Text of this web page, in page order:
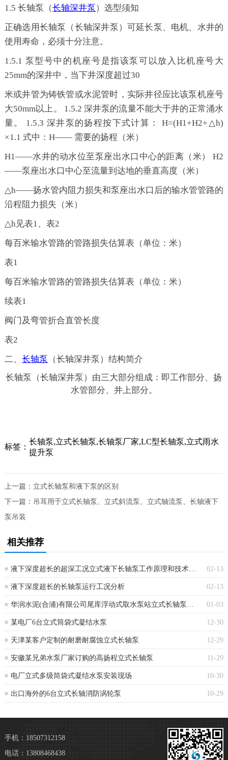
1.5 长轴泵（长轴深井泵） 选型须知
正确选用长轴泵（长轴深井泵） 可延长泵、电机、水井的
使用寿命，必须十分注意。
1.5.1 泵型号中的机座号是指该泵可以放入比机座号大
25mm的深井中，当下井深度超过30
米或井管为铸铁管或水泥管时，实际井径应比该泵机座号
大50mm以上。 1.5.2 深井泵的流量不能大于井的正常涌水
量。 1.5.3 深井泵的扬程按下式计算： H=(H1+H2+△h)
×1.1 式中：H—— 需要的扬程（米）
H1——水井的动水位至泵座出水口中心的距离（米） H2
——泵座出水口中心至流量到达地的垂直高度（米）
△h——扬水管内阻力损失和泵座出水口后的输水管管路的
沿程阻力损失（米）
△h见表1、表2
每百米输水管路的管路损失估算表（单位：米）
表1
每百米输水管路的管路损失估算表（单位：米）
续表1
阀门及弯管折合直管长度
表2
二、 长轴泵 （长轴深井泵） 结构简介
长轴泵（长轴深井泵） 由三大部分组成：即工作部分、扬
水管部分、井上部分。
标签：
长轴泵,立式长轴泵,长轴泵厂家,LC型长轴泵,立式雨水
提升泵
上一篇： 立式长轴泵和液下泵的区别
下一篇： 吊耳用于立式长轴泵、立式斜流泵、立式轴流泵、长轴液下
泵吊装
相关推荐
02-13
液下深度超长的超深工况立式液下长轴泵工作原理和技术核心
02-13
液下深度超长的长轴泵运行工况分析
01-03
华润水泥(合浦)有限公司尾库浮动式取水泵站立式长轴泵安装现场
12-30
某电厂6台立式筒袋式凝结水泵
12-29
天津某客户定制的耐磨耐腐蚀立式长轴泵
11-29
安徽某兄弟水泵厂家订购的高扬程立式长轴泵
10-30
电厂立式多级筒袋式凝结水泵安装现场
10-29
出口海外的6台立式长轴消防涡轮泵
手机：18507312158
电话：13808468438